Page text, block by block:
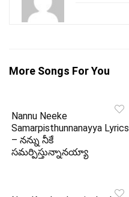
More Songs For You
Nannu Neeke
Samarpisthunnanayya Lyrics
– నన్ను నీకే
సమర్పిస్తున్నానయ్యా